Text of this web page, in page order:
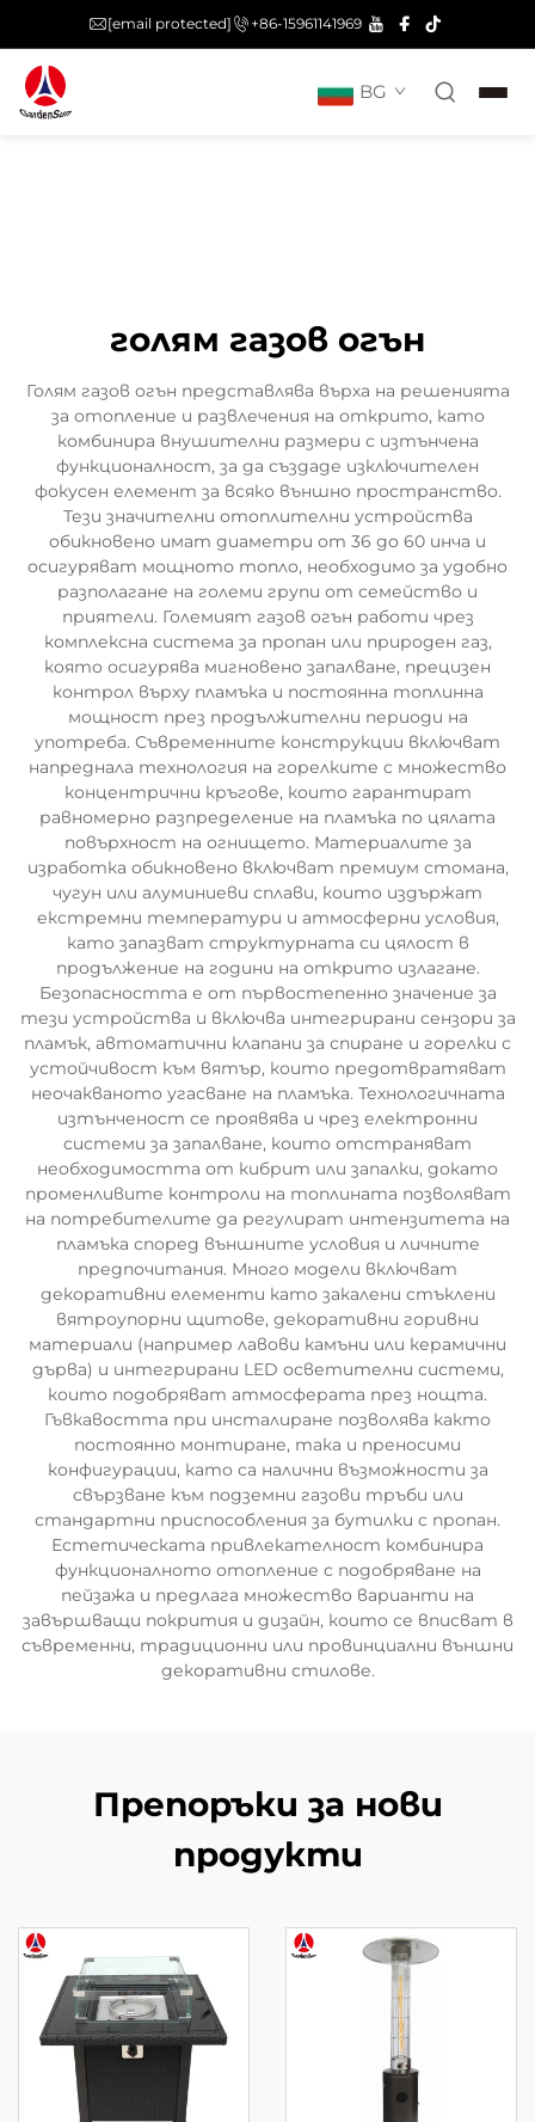
[email protected] +86-15961141969
BG
голям газов огън
Голям газов огън представлява върха на решенията
за отопление и развлечения на открито, като
комбинира внушителни размери с изтънчена
функционалност, за да създаде изключителен
фокусен елемент за всяко външно пространство.
Тези значителни отоплителни устройства
обикновено имат диаметри от 36 до 60 инча и
осигуряват мощното топло, необходимо за удобно
разполагане на големи групи от семейство и
приятели. Големият газов огън работи чрез
комплексна система за пропан или природен газ,
която осигурява мигновено запалване, прецизен
контрол върху пламъка и постоянна топлинна
мощност през продължителни периоди на
употреба. Съвременните конструкции включват
напреднала технология на горелките с множество
концентрични кръгове, които гарантират
равномерно разпределение на пламъка по цялата
повърхност на огнището. Материалите за
изработка обикновено включват премиум стомана,
чугун или алуминиеви сплави, които издържат
екстремни температури и атмосферни условия,
като запазват структурната си цялост в
продължение на години на открито излагане.
Безопасността е от първостепенно значение за
тези устройства и включва интегрирани сензори за
пламък, автоматични клапани за спиране и горелки с
устойчивост към вятър, които предотвратяват
неочакваното угасване на пламъка. Технологичната
изтънченост се проявява и чрез електронни
системи за запалване, които отстраняват
необходимостта от кибрит или запалки, докато
променливите контроли на топлината позволяват
на потребителите да регулират интензитета на
пламъка според външните условия и личните
предпочитания. Много модели включват
декоративни елементи като закалени стъклени
вятроупорни щитове, декоративни горивни
материали (например лавови камъни или керамични
дърва) и интегрирани LED осветителни системи,
които подобряват атмосферата през нощта.
Гъвкавостта при инсталиране позволява както
постоянно монтиране, така и преносими
конфигурации, като са налични възможности за
свързване към подземни газови тръби или
стандартни приспособления за бутилки с пропан.
Естетическата привлекателност комбинира
функционалното отопление с подобряване на
пейзажа и предлага множество варианти на
завършващи покрития и дизайн, които се вписват в
съвременни, традиционни или провинциални външни
декоративни стилове.
Препоръки за нови
продукти